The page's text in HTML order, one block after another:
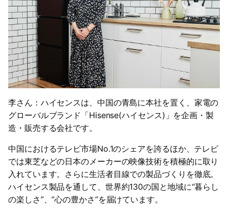
李さん：ハイセンスは、中国の青島に本社を置く、家電の
グローバルブランド「Hisense(ハイセンス)」を企画・製
造・販売する会社です。
中国におけるテレビ市場No.1のシェアを誇るほか、テレビ
では東芝などの日本のメーカーの映像技術を積極的に取り
入れています。さらに生活者目線での製品づくりを徹底。
ハイセンス製品を通して、世界約130の国と地域に“暮らし
の楽しさ”、“心の豊かさ”を届けています。